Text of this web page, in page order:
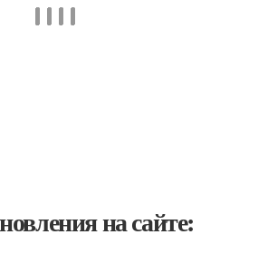
на сайте: